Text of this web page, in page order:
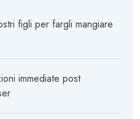
figli per fargli mangiare
immediate post